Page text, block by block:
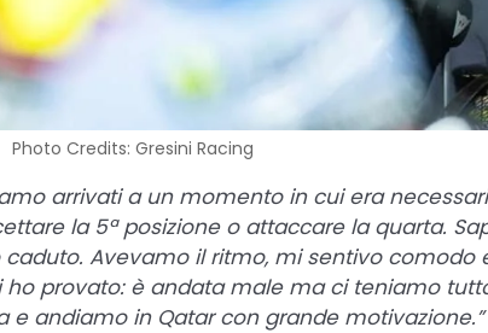
Photo Credits: Gresini Racing
arrivati a un momento in cui era
la 5ª posizione o attaccare la quarta.
Avevamo il ritmo, mi sentivo comodo
ho provato: è andata male ma ci teniamo
andiamo in Qatar con grande motivazione.”